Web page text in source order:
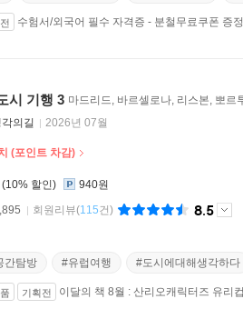
수험서/외국어 필수 자격증 - 분철무료쿠폰 증정
시 기행 3 마드리드, 바르셀로나, 리스본, 뽀르
의길 2026년 07월
(포인트 차감)
10%
940원
회원리뷰(115건) 8.5
간탐방 #유럽여행 #도시에대해생각하다
기획전
이달의 책 8월 : 산리오캐릭터즈 유리